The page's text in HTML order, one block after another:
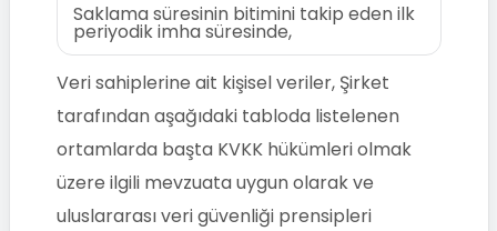
Saklama süresinin bitimini takip eden ilk
periyodik imha süresinde,
Veri sahiplerine ait kişisel veriler, Şirket
tarafından aşağıdaki tabloda listelenen
ortamlarda başta KVKK hükümleri olmak
üzere ilgili mevzuata uygun olarak ve
uluslararası veri güvenliği prensipleri